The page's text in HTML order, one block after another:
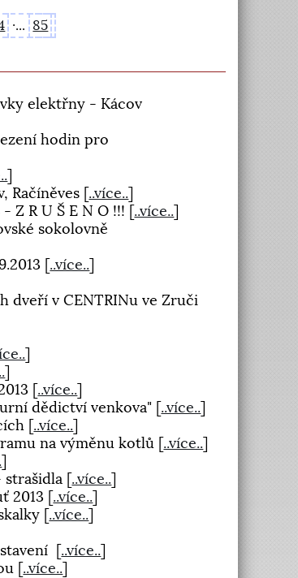
·... 85
elektřny - Kácov
hodin pro
]
Račíněves [..více..]
Z R U Š E N O !!! [..více..]
sokolovně
[..více..]
dveří v CENTRINu ve Zruči
]
]
[..více..]
dědictví venkova" [..více..]
[..více..]
na výměnu kotlů [..více..]
]
strašidla [..více..]
2013 [..více..]
[..více..]
[..více..]
[..více..]